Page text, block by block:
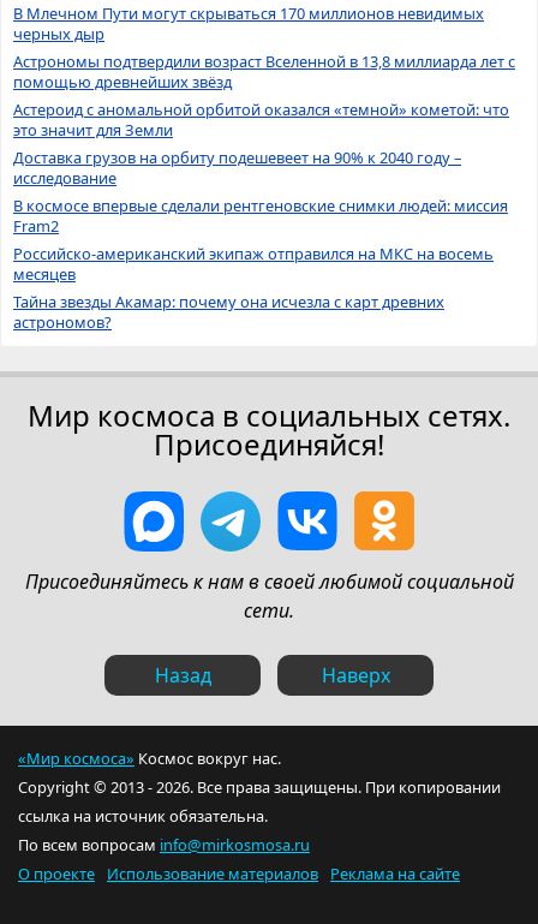
В Млечном Пути могут скрываться 170 миллионов невидимых
черных дыр
Астрономы подтвердили возраст Вселенной в 13,8 миллиарда лет с
помощью древнейших звёзд
Астероид с аномальной орбитой оказался «темной» кометой: что
это значит для Земли
Доставка грузов на орбиту подешевеет на 90% к 2040 году –
исследование
В космосе впервые сделали рентгеновские снимки людей: миссия
Fram2
Российско-американский экипаж отправился на МКС на восемь
месяцев
Тайна звезды Акамар: почему она исчезла с карт древних
астрономов?
Мир космоса в социальных сетях.
Присоединяйся!
Присоединяйтесь к нам в своей любимой социальной
сети.
Назад Наверх
«Мир космоса» Космос вокруг нас.
Copyright © 2013 - 2026. Все права защищены. При копировании
ссылка на источник обязательна.
По всем вопросам info@mirkosmosa.ru
О проекте
Использование материалов Реклама на сайте